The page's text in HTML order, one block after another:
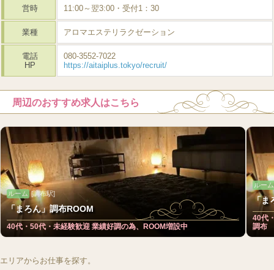
営時 11:00～翌3:00・受付1：30
業種 アロマエステリラクゼーション
電話
HP
080-3552-7022
https://aitaiplus.tokyo/recruit/
周辺のおすすめ求人はこちら
ルーム [調布駅]
「まろん」調布ROOM
40代・50代・未経験歓迎 業績好調の為、ROOM増設中
ルーム
「ま
40代
調布
エリアからお仕事を探す。